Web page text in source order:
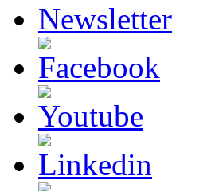
Newsletter